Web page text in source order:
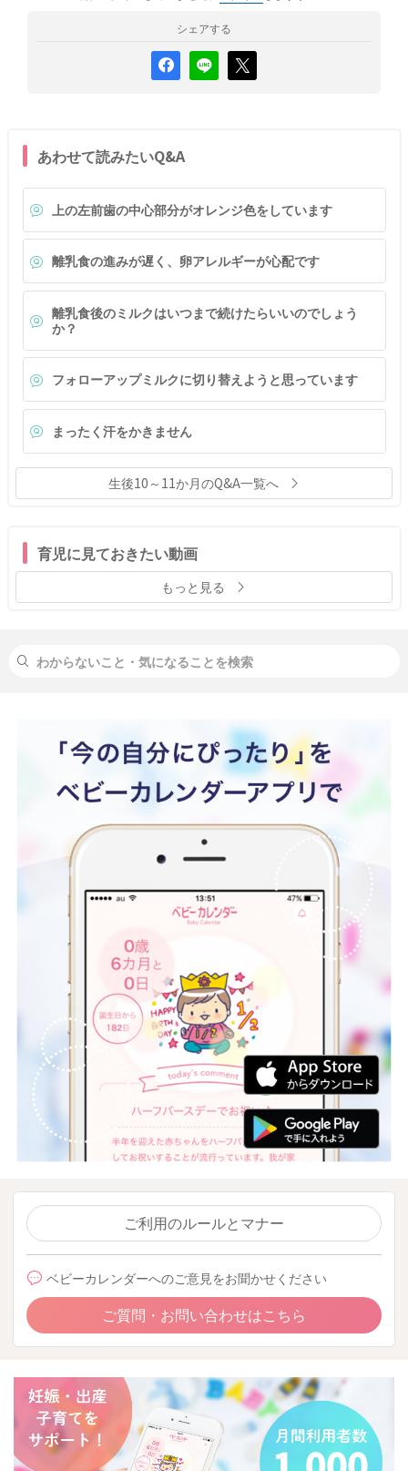
シェアする
あわせて読みたいQ&A
上の左前歯の中心部分がオレンジ色をしています
離乳食の進みが遅く、卵アレルギーが心配です
離乳食後のミルクはいつまで続けたらいいのでしょう
か？
フォローアップミルクに切り替えようと思っています
まったく汗をかきません
生後10～11か月のQ&A一覧へ
育児に見ておきたい動画
もっと見る
ご利用のルールとマナー
ベビーカレンダーへのご意見をお聞かせください
ご質問・お問い合わせはこちら